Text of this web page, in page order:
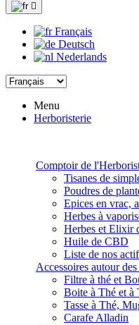

Français
Deutsch
Nederlands
Menu
Herboristerie
Comptoir de
Tisanes de
Poudres de
Epices en vrac,
Herbes à
Herbes et Elixir
Huile de CBD
Liste de nos
Accessoires autour
Filtre à thé et
Boite à Thé et à
Tasse à Thé,
Carafe Alladin